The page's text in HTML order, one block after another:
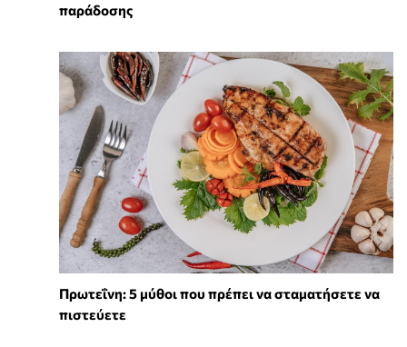
παράδοσης
Πρωτεΐνη: 5 μύθοι που πρέπει να σταματήσετε να
πιστεύετε